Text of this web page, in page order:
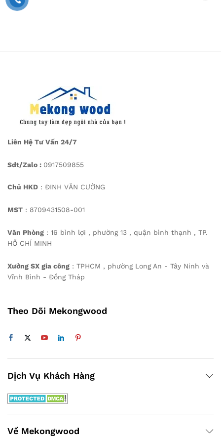
Liên Hệ Tư Vấn 24/7
Sdt/Zalo : 0917509855
Chủ HKD : ĐINH VĂN CƯỜNG
MST : 8709431508-001
Văn Phòng : 16 bình lợi , phường 13 , quận bình thạnh , TP.
HỒ CHÍ MINH
Xưởng SX gia công : TPHCM , phường Long An - Tây Ninh và
Vĩnh Bình - Đồng Tháp
Theo Dõi Mekongwood
Dịch Vụ Khách Hàng
Về Mekongwood